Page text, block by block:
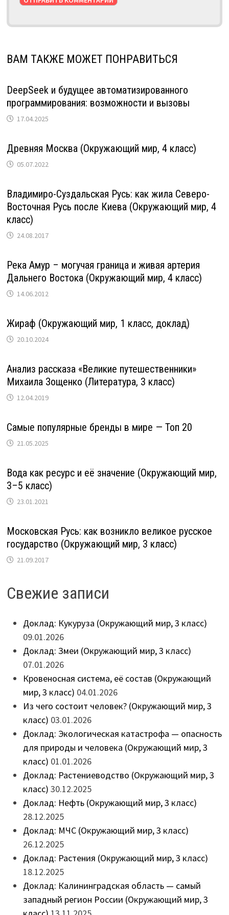
ВАМ ТАКЖЕ МОЖЕТ ПОНРАВИТЬСЯ
DeepSeek и будущее автоматизированного
программирования: возможности и вызовы
17.04.2025
Древняя Москва (Окружающий мир, 4 класс)
05.07.2022
Владимиро-Суздальская Русь: как жила Северо-
Восточная Русь после Киева (Окружающий мир, 4
класс)
24.08.2017
Река Амур – могучая граница и живая артерия
Дальнего Востока (Окружающий мир, 4 класс)
14.06.2012
Жираф (Окружающий мир, 1 класс, доклад)
20.10.2024
Анализ рассказа «Великие путешественники»
Михаила Зощенко (Литература, 3 класс)
12.04.2019
Самые популярные бренды в мире — Топ 20
21.05.2025
Вода как ресурс и её значение (Окружающий мир,
3–5 класс)
23.01.2021
Московская Русь: как возникло великое русское
государство (Окружающий мир, 3 класс)
21.09.2017
Свежие записи
Доклад: Кукуруза (Окружающий мир, 3 класс)
09.01.2026
Доклад: Змеи (Окружающий мир, 3 класс)
07.01.2026
Кровеносная система, её состав (Окружающий
мир, 3 класс) 04.01.2026
Из чего состоит человек? (Окружающий мир, 3
класс) 03.01.2026
Доклад: Экологическая катастрофа — опасность
для природы и человека (Окружающий мир, 3
класс) 01.01.2026
Доклад: Растениеводство (Окружающий мир, 3
класс) 30.12.2025
Доклад: Нефть (Окружающий мир, 3 класс)
28.12.2025
Доклад: МЧС (Окружающий мир, 3 класс)
26.12.2025
Доклад: Растения (Окружающий мир, 3 класс)
18.12.2025
Доклад: Калининградская область — самый
западный регион России (Окружающий мир, 3